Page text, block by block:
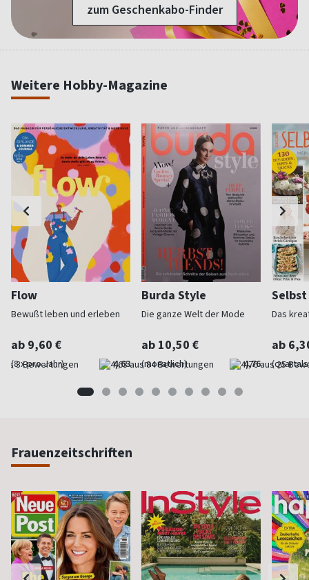
zum Geschenkabo-Finder
Weitere Hobby-Magazine
Flow
Bewußt leben und erleben
ab 9,60 €
(8 x pro Jahr) 4,63
Burda Style
Die ganze Welt der Mode
ab 10,50 €
(monatlich) 4,76
Das
ab
Frauenzeitschriften